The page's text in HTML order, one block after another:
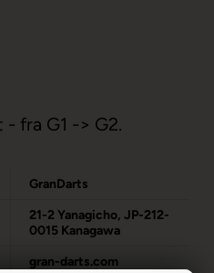
fra G1 -> G2.
GranDarts
21-2 Yanagicho, JP-212-
0015 Kanagawa
gran-darts.com